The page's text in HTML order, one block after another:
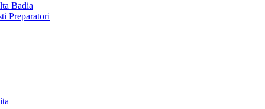
Badia
Preparatori